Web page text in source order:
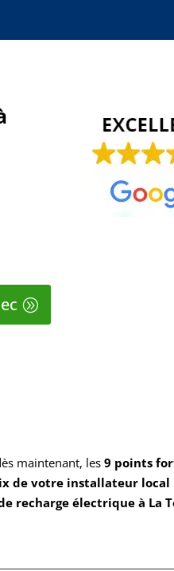
maintenant, les 9 points
de votre installateur local
recharge électriqueà La